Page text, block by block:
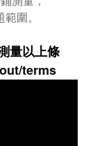
圍。
量以上條
terms